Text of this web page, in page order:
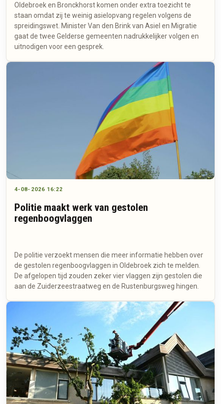
Oldebroek en Bronckhorst komen onder extra toezicht te
staan omdat zij te weinig asielopvang regelen volgens de
spreidingswet. Minister Van den Brink van Asiel en Migratie
gaat de twee Gelderse gemeenten nadrukkelijker volgen en
uitnodigen voor een gesprek.
4-08-2026 16:22
Politie maakt werk van gestolen
regenboogvlaggen
De politie verzoekt mensen die meer informatie hebben over
de gestolen regenboogvlaggen in Oldebroek zich te melden.
De afgelopen tijd zouden zeker vier vlaggen zijn gestolen die
aan de Zuiderzeestraatweg en de Rustenburgsweg hingen.